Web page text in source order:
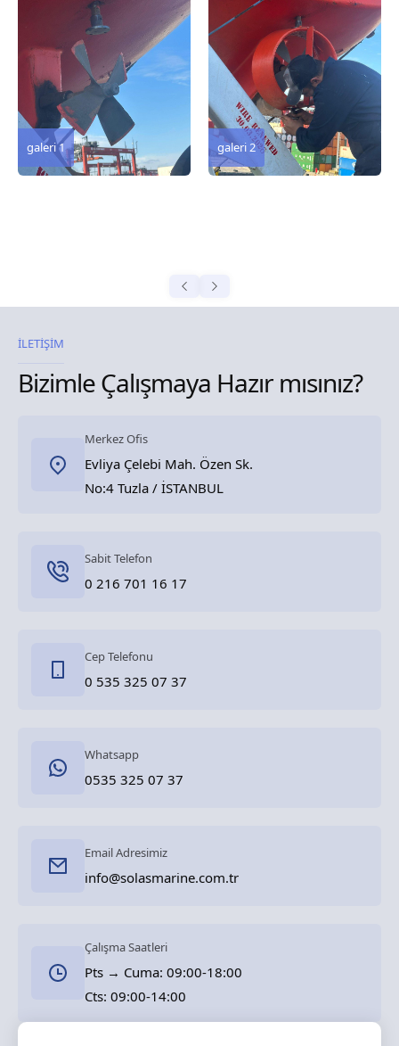
galeri 2
galeri 3
İLETİŞİM
Bizimle Çalışmaya Hazır mısınız?
Merkez Ofis
Evliya Çelebi Mah. Özen Sk.
No:4 Tuzla / İSTANBUL
Sabit Telefon
0 216 701 16 17
Cep Telefonu
0 535 325 07 37
Whatsapp
0535 325 07 37
Email Adresimiz
info@solasmarine.com.tr
Çalışma Saatleri
Pts → Cuma: 09:00-18:00
Cts: 09:00-14:00